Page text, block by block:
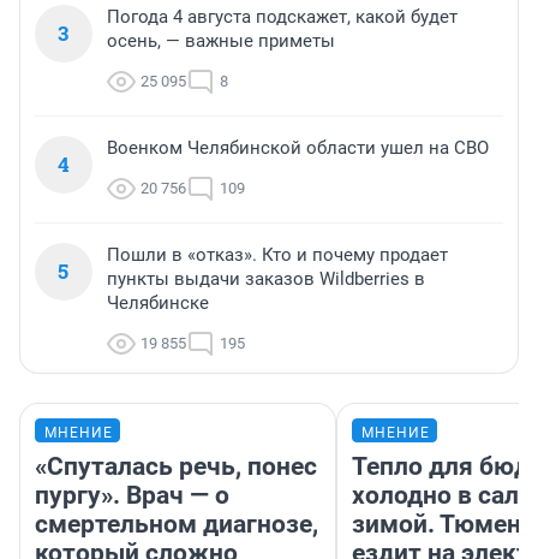
3
Погода 4 августа подскажет, какой будет
осень, — важные приметы
25 095 8
4
Военком Челябинской области ушел на СВО
20 756 109
5
Пошли в «отказ». Кто и почему продает
пункты выдачи заказов Wildberries в
Челябинске
19 855 195
МНЕНИЕ
«Спуталась речь, понес
пургу». Врач — о
смертельном диагнозе,
который сложно
МНЕНИЕ
Тепло для
холодно в
зимой.
ездит на